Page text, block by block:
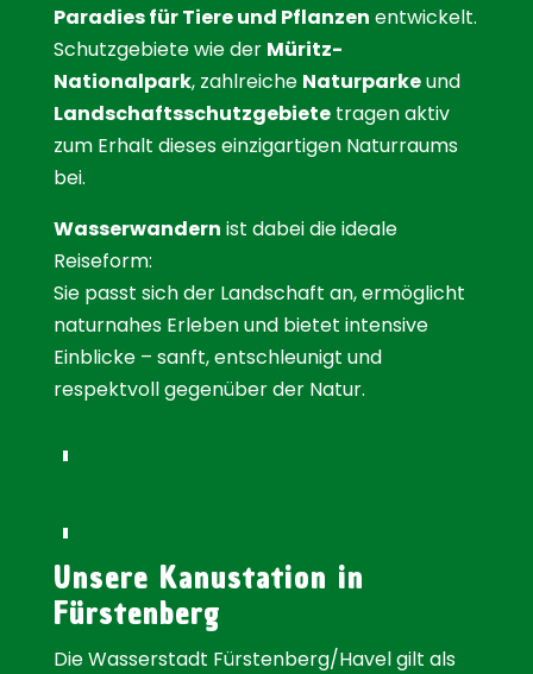
Paradies für Tiere und Pflanzen entwickelt.
Schutzgebiete wie der Müritz-
Nationalpark, zahlreiche Naturparkeund
Landschaftsschutzgebietetragen aktiv
zum Erhalt dieses einzigartigen Naturraums
bei.
Wasserwandern ist dabei die ideale
Reiseform:
Sie passt sich der Landschaft an, ermöglicht
naturnahes Erleben und bietet intensive
Einblicke – sanft, entschleunigt und
respektvoll gegenüber der Natur.
Unsere Kanustation in
Fürstenberg
Die Wasserstadt Fürstenberg/Havel gilt als